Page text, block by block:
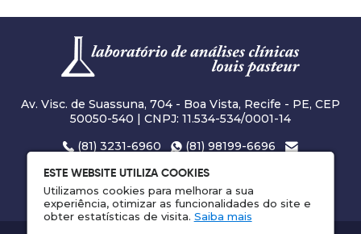
Av. Visc. de Suassuna, 704 - Boa Vista, Recife - PE, CEP
50050-540 | CNPJ: 11.534-534/0001-14
(81) 3231-6960
(81) 98199-6696
Horário: 06:30 às 17:00 (não fechamos para almoço)
ESTE WEBSITE UTILIZA COOKIES
Utilizamos cookies para melhorar a sua
experiência, otimizar as funcionalidades do site e
obter estatísticas de visita. Saiba mais